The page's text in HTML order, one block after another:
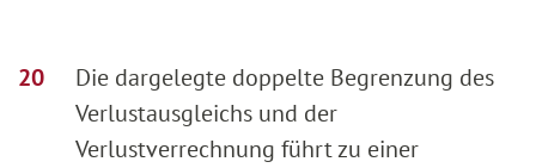
Die dargelegte doppelte Begrenzung des
Verlustausgleichs und der
Verlustverrechnung führt zu einer